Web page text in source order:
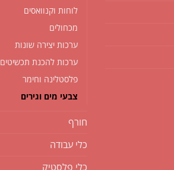
לוחות וקנוואסים
מכחולים
ערכות יצירה שונות
ערכות להכנת תכשיטים
פלסטלינה וחימר
צבעי מים וגירים
חורף
כלי עבודה
כלי פלסטיק